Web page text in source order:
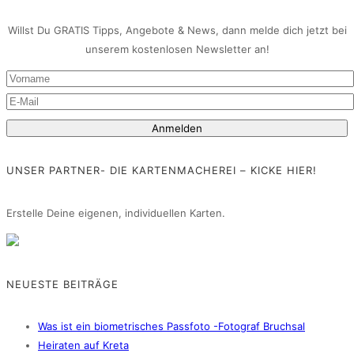
Willst Du GRATIS Tipps, Angebote & News, dann melde dich jetzt bei
unserem kostenlosen Newsletter an!
UNSER PARTNER- DIE KARTENMACHEREI – KICKE HIER!
Erstelle Deine eigenen, individuellen Karten.
NEUESTE BEITRÄGE
Was ist ein biometrisches Passfoto -Fotograf Bruchsal
Heiraten auf Kreta